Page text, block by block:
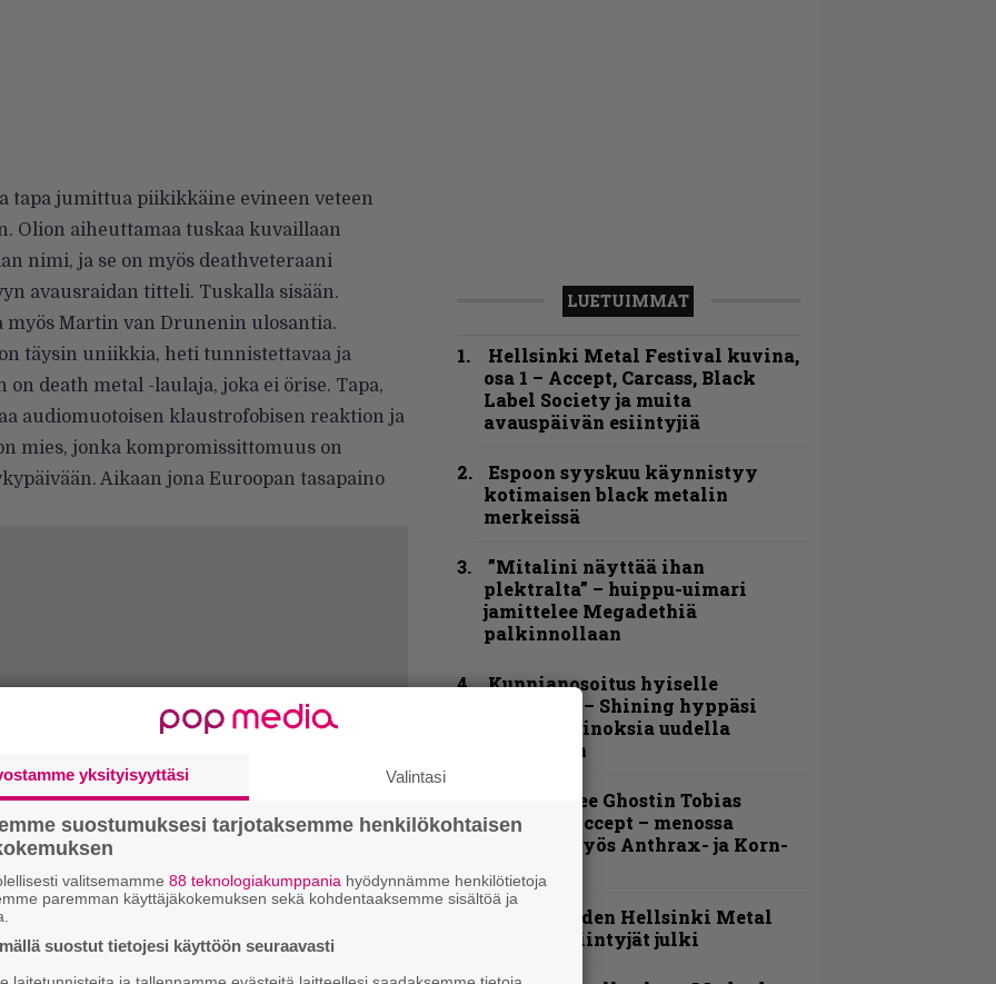
tapa jumittua piikikkäine evineen veteen
Olion aiheuttamaa tuskaa kuvaillaan
nimi, ja se on myös deathveteraani
avausraidan titteli. Tuskalla sisään.
Martin van Drunenin ulosantia.
täysin uniikkia, heti tunnistettavaa ja
on death metal -laulaja, joka ei örise. Tapa,
audiomuotoisen klaustrofobisen reaktion ja
mies, jonka kompromissittomuus on
Aikaan jona Euroopan tasapaino
LUETUIMMAT
Hellsinki Metal Festival kuvina,
osa 1 – Accept, Carcass, Black
Label Society ja muita
avauspäivän esiintyjiä
Espoon syyskuu käynnistyy
kotimaisen black metalin
merkeissä
”Mitalini näyttää ihan
plektralta” – huippu-uimari
jamittelee Megadethiä
palkinnollaan
Kunnianosoitus hyiselle
Pohjolalle – Shining hyppäsi
keskelle kinoksia uudella
videollaan
Näin lähtee Ghostin Tobias
Forgelta Accept – menossa
mukana myös Anthrax- ja Korn-
Loppuvuoden Hellsinki Metal
Cruisen esiintyjät julki
yksityisyyttäsi Valintasi
suostumuksesi tarjotaksemme henkilökohtaisen
valitsemamme 88 teknologiakumppania hyödynnämme henkilötietoja
paremman käyttäjäkokemuksen sekä kohdentaaksemme sisältöä ja
suostut tietojesi käyttöön seuraavasti